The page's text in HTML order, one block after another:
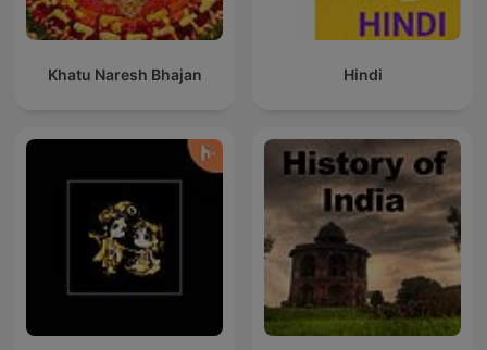
Khatu Naresh Bhajan Hindi